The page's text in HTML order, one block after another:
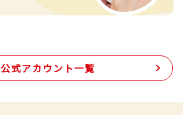
公式アカウント一覧